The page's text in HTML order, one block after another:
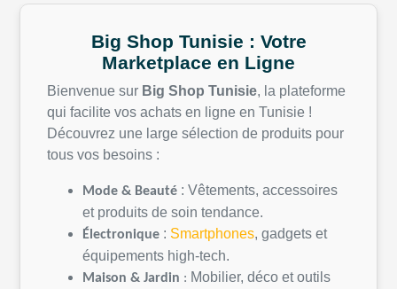
Big Shop Tunisie : Votre
Marketplace en Ligne
Bienvenue sur Big Shop Tunisie, la plateforme
qui facilite vos achats en ligne en Tunisie !
Découvrez une large sélection de produits pour
tous vos besoins :
Mode & Beauté : Vêtements, accessoires
et produits de soin tendance.
Électronique : Smartphones, gadgets et
équipements high-tech.
Maison & Jardin : Mobilier, déco etoutils